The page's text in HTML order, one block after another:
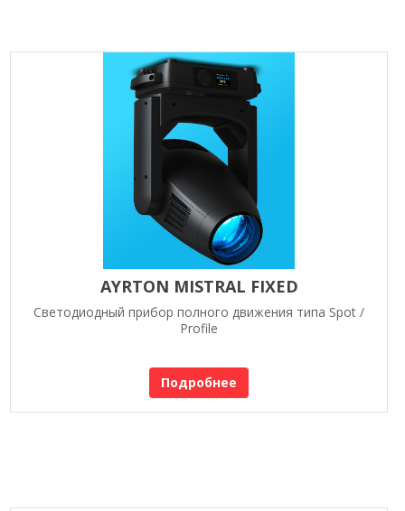
AYRTON MISTRAL FIXED
Светодиодный прибор полного движения типа Spot /
Profile
Подробнее